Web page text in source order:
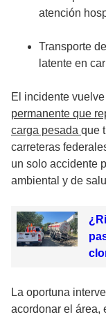
atención
Transporte
latente en
El incidente
permanente que
carga pesada que
carreteras
un solo accidente
ambiental y de
La oportuna
acordonar el área,